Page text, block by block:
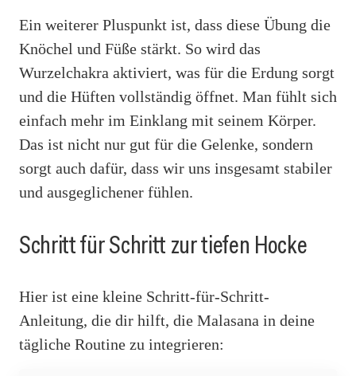
Ein weiterer Pluspunkt ist, dass diese Übung die
Knöchel und Füße stärkt. So wird das
Wurzelchakra aktiviert, was für die Erdung sorgt
und die Hüften vollständig öffnet. Man fühlt sich
einfach mehr im Einklang mit seinem Körper.
Das ist nicht nur gut für die Gelenke, sondern
sorgt auch dafür, dass wir uns insgesamt stabiler
und ausgeglichener fühlen.
Schritt für Schritt zur tiefen Hocke
Hier ist eine kleine Schritt-für-Schritt-
Anleitung, die dir hilft, die Malasana in deine
tägliche Routine zu integrieren: